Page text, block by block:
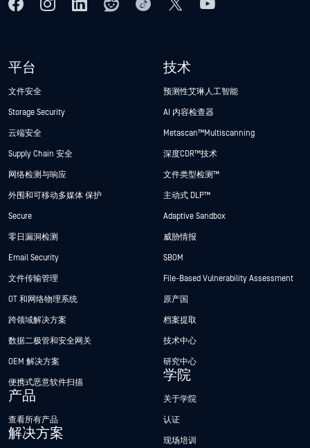
平台
文件安全
Storage Security
云端安全
Supply Chain 安全
网络检测与响应
外围和可移动多媒体 保护
Secure
零日漏洞检测
Email Security
文件传输管理
OT 和网络物理系统
跨领域解决方案
数据二极管和安全网关
OEM 解决方案
便携式恶意软件扫描
产品
查看所有产品
解决方案
技术
预测性艾琳人工智能
AI 内容检查器
Metascan™ Multiscanning
深度CDR™技术
文件类型检测™
主动式 DLP™
Adaptive Sandbox
威胁情报
SBOM
File-Based Vulnerability Assessment
原产国
档案提取
技术中心
研究中心
学院
关于学院
认证
现场培训